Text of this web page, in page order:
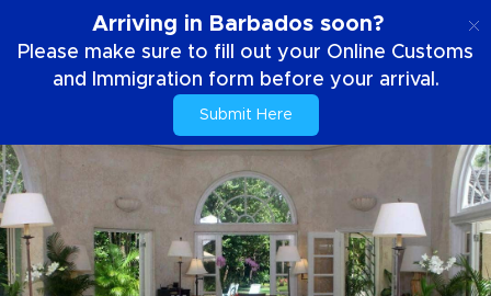
Arriving in Barbados soon?
Please make sure to fill out your Online Customs
and Immigration form before your arrival.
Submit Here